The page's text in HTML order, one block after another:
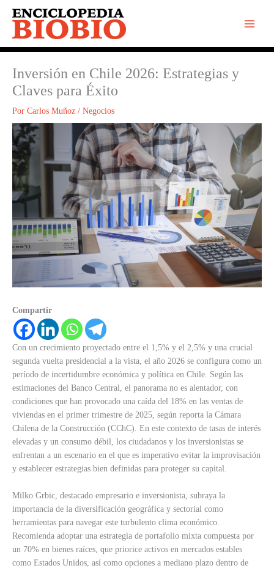
contenido
Inversión en Chile 2026: Estrategias y
Claves para Éxito
Por Carlos Muñoz / Negocios
Compartir
Con un crecimiento proyectado entre el 1,5% y el 2,5% y una crucial
segunda vuelta presidencial a la vista, el año 2026 se configura como un
período de incertidumbre económica y política en Chile. Según las
estimaciones del Banco Central, el panorama no es alentador, con
condiciones que han provocado una caída del 18% en las ventas de
viviendas en el primer trimestre de 2025, según reporta la Cámara
Chilena de la Construcción (CChC). En este contexto de tasas de interés
elevadas y un consumo débil, los ciudadanos y los inversionistas se
enfrentan a un escenario en el que es imperativo evitar la improvisación
y establecer estrategias bien definidas para proteger su capital.
Milko Grbic, destacado empresario e inversionista, subraya la
importancia de la diversificación geográfica y sectorial como
herramientas para navegar este turbulento clima económico.
Recomienda adoptar una estrategia de portafolio mixta compuesta por
un 70% en bienes raíces, que priorice activos en mercados estables
como Estados Unidos, así como opciones a mediano plazo dentro de